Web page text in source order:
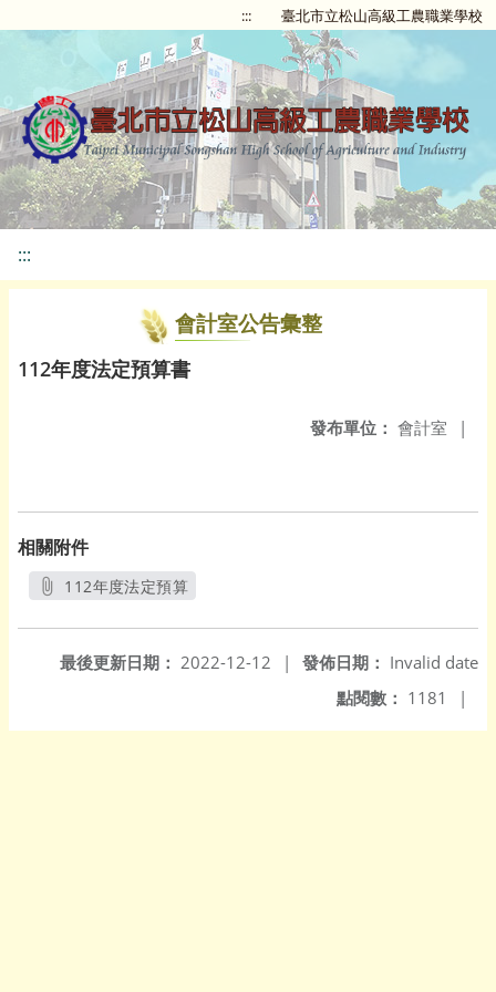
::: 臺北市立松山高級工農職業學校
:::
會計室公告彙整
112年度法定預算書
發布單位： 會計室 |
相關附件
112年度法定預算
發佈日期： Invalid date
最後更新日期： 2022-12-12
|
點閱數： 1181 |